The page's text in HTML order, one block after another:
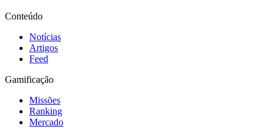
Conteúdo
Notícias
Artigos
Feed
Gamificação
Missões
Ranking
Mercado